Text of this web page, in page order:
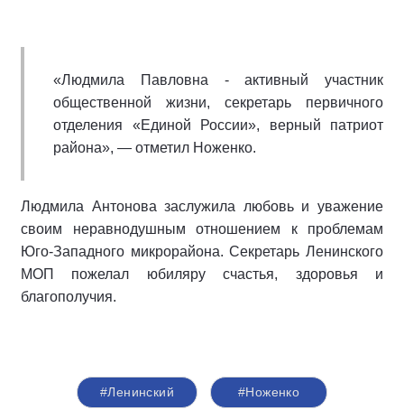
«Людмила Павловна - активный участник
общественной жизни, секретарь первичного
отделения «Единой России», верный патриот
района», — отметил Ноженко.
Людмила Антонова заслужила любовь и уважение
своим неравнодушным отношением к проблемам
Юго-Западного микрорайона. Секретарь Ленинского
МОП пожелал юбиляру счастья, здоровья и
благополучия.
#Ленинский #Ноженко